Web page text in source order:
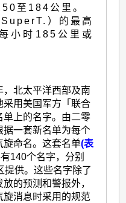
至184公里。
）的最高
小时185公里或
，北太平洋西部及南
采用美国军方「联合
单上的名字。由二零
据一套新名单为每个
旋命名。这套名单(表
140个名字，分别
提供。这些名字除了
的预测和警报外，
旋消息时采用的规范